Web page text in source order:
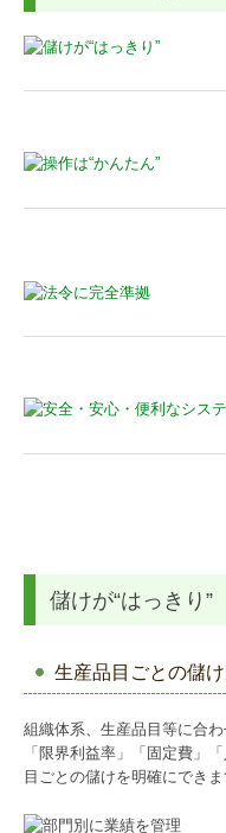
儲けが“はっきり”
生産品目ごとの儲
組織体系、生産品目等に合
「限界利益率」「固定費」
目ごとの儲けを明確にできま